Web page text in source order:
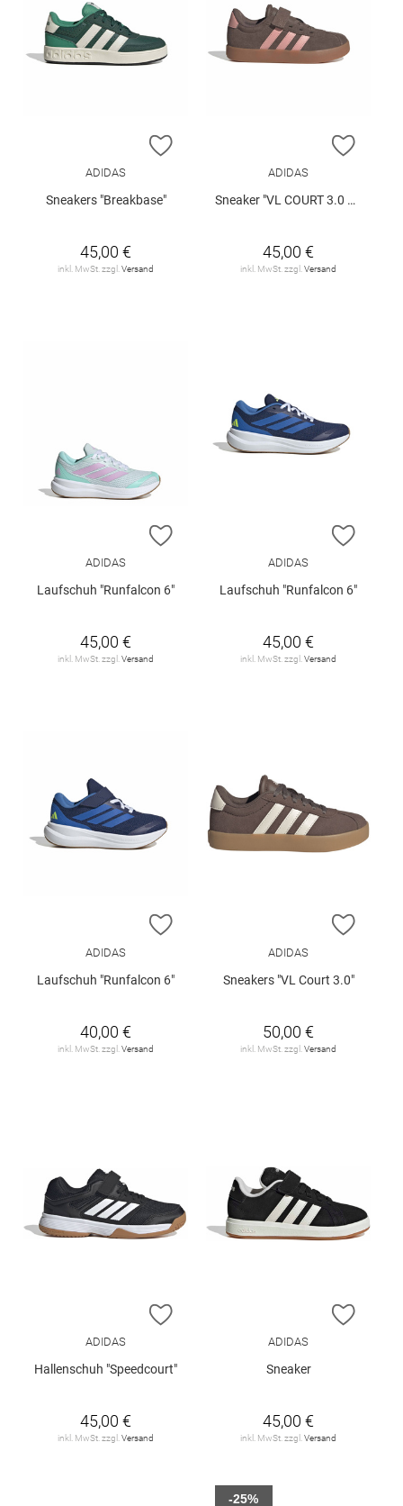
ZUR WUNSCHLISTE HINZUFÜGEN
ADIDAS
Sneakers "Breakbase"
45,00 €
inkl. MwSt. zzgl. Versand
ZUR
ADIDAS
Sneaker "VL COURT 3.0 EL C"
45,00 €
inkl. MwSt. zzgl. Versand
ZUR WUNSCHLISTE HINZUFÜGEN
ADIDAS
Laufschuh "Runfalcon 6"
45,00 €
inkl. MwSt. zzgl. Versand
ZUR
ADIDAS
Laufschuh "Runfalcon 6"
45,00 €
inkl. MwSt. zzgl. Versand
ZUR WUNSCHLISTE HINZUFÜGEN
ADIDAS
Laufschuh "Runfalcon 6"
40,00 €
inkl. MwSt. zzgl. Versand
ZUR
ADIDAS
Sneakers "VL Court 3.0"
50,00 €
inkl. MwSt. zzgl. Versand
ZUR WUNSCHLISTE HINZUFÜGEN
ADIDAS
Hallenschuh "Speedcourt"
45,00 €
inkl. MwSt. zzgl.Versand
ZUR
ADIDAS
Sneaker
45,00 €
inkl. MwSt. zzgl.Versand
-25%